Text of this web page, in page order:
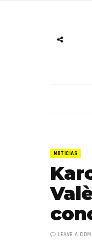
NOTICIAS
LEAVE A